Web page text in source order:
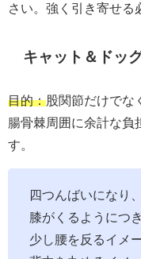
さい。強く引き寄せる
キャット＆ドッ
目的：股関節だけでな
腸骨棘周囲に余計な負
す。
四つんばいになり
膝がくるようにつ
少し腰を反るイメ